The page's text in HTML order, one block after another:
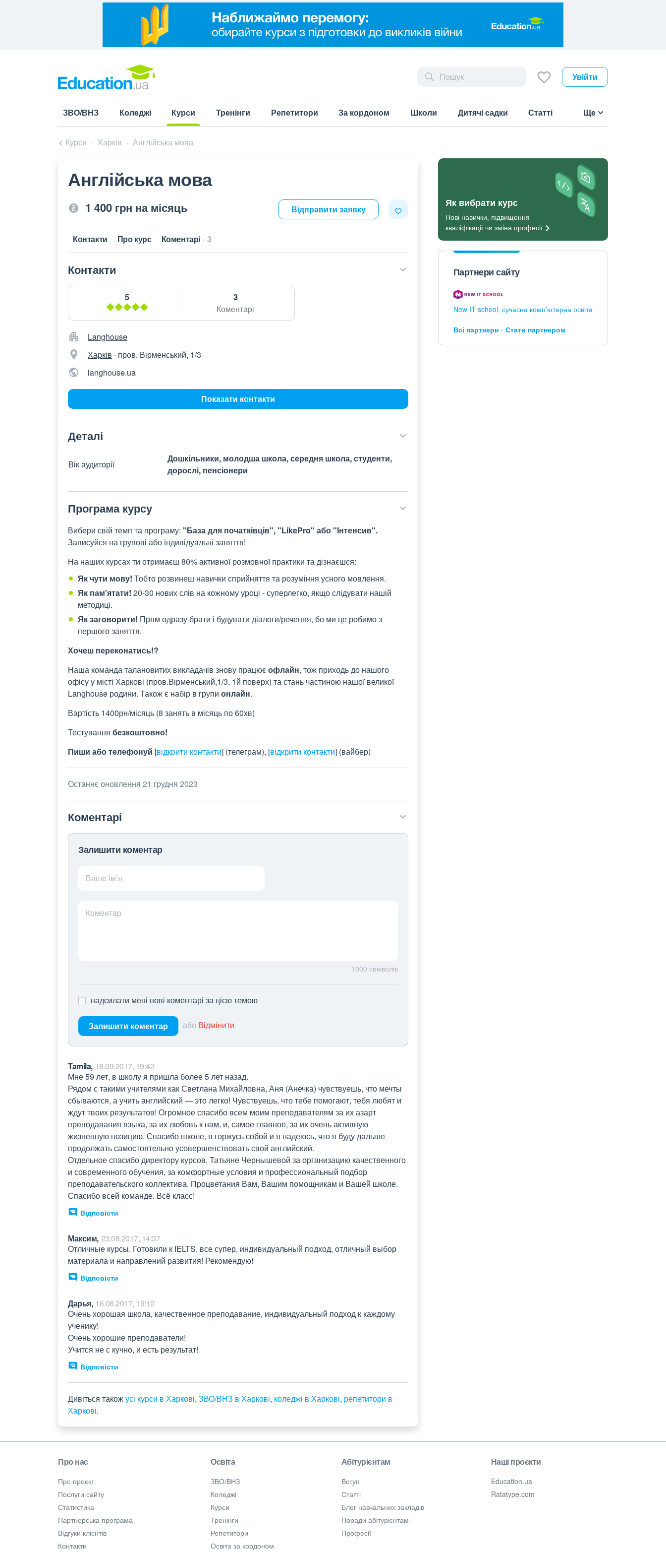
Увійти
ЗВО/ВНЗ Коледжі
Курси
Тренінги Репетитори За кордоном Школи Дитячі садки Статті Ще
Курси Харків Англійська мова
Англійська мова
1 400 грн на місяць Відправити заявку
Контакти Про курс Коментарі 3
Контакти
5
3
Коментарі
Langhouse
Харків · пров. Вірменський, 1/3
langhouse.ua
Показати контакти
Деталі
Вік аудиторії
Дошкільники, молодша школа, середня школа, студенти,
дорослі, пенсіонери
Програма курсу
Вибери свій темп та програму: "База для початківців", "LikePro" або "Інтенсив".
Записуйся на групові або індивідуальні заняття!
На наших курсах ти отримаєш 80%активної розмовної практики та дізнаєшся:
Як чути мову! Тобто розвинеш навички сприйняття та розуміння усного мовлення.
Як пам'ятати! 20-30 нових слів на кожному уроці - суперлегко, якщо слідувати нашій
методиці.
Як заговорити! Прям одразу брати і будувати діалоги/речення, бо ми це робимо з
першого заняття.
Хочеш переконатись!?
Наша команда талановитих викладачів знову працюєофлайн, тож приходь до нашого
офісу у місті Харкові (пров.Вірменський,1/3, 1й поверх) та стань частиною нашої великої
Langhouse родини. Також є набір в групи онлайн.
Вартість 1400рн/місяць (8 занять в місяць по 60хв)
Тестування безкоштовно!
Пиши або телефонуй [відкрити контакти] (телеграм), [відкрити контакти] (вайбер)
Останнє оновлення 21 грудня 2023
Коментарі
Залишити коментар
Ваше ім’я
Коментар
1000 символів
надсилати мені нові коментарі за цією темою
Залишити коментар або Відмінити
Tamila, 18.09.2017, 19:42
Мне 59 лет, в школу я пришла более 5 лет назад.
Рядом с такими учителями как Светлана Михайловна, Аня (Анечка) чувствуешь, что мечты
сбываются, а учить английский — это легко! Чувствуешь, что тебе помогают, тебя любят и
ждут твоих результатов! Огромное спасибо всем моим преподавателям за их азарт
преподавания языка, за их любовь к нам, и, самое главное, за их очень активную
жизненную позицию. Спасибо школе, я горжусь собой и я надеюсь, что я буду дальше
продолжать самостоятельно усовершенствовать свой английский.
Отдельное спасибо директору курсов, Татьяне Чернышевой за организацию качественного
и современного обучения, за комфортные условия и профессиональный подбор
преподавательского коллектива. Процветания Вам, Вашим помощникам и Вашей школе.
Спасибо всей команде. Всё класс!
Відповісти
Максим, 23.08.2017, 14:37
Отличные курсы. Готовили к IELTS, все супер, индивидуальный подход, отличный выбор
материала и направлений развития! Рекомендую!
Відповісти
Дарья, 16.08.2017, 19:10
Очень хорошая школа, качественное преподавание, индивидуальный подход к каждому
ученику!
Очень хорошие преподаватели!
Учится не с кучно, и есть результат!
Відповісти
Дивіться такожусі курси в Харкові, ЗВО/ВНЗ в Харкові, коледжі в Харкові, репетитори в
Харкові.
Як вибрати курс
Нові навички, підвищення
кваліфікації чи зміна професії
Партнери сайту
New IT school, сучасна комп’ютерна освіта
Всі партнери Стати партнером
Про нас
Про проєкт
Послуги сайту
Статистика
Партнерська програма
Відгуки клієнтів
Контакти
Освіта
ЗВО/ВНЗ
Коледжі
Курси
Тренінги
Репетитори
Освіта за кордоном
Абітурієнтам
Вступ
Статті
Блог навчальних закладів
Поради абітурієнтам
Професії
Наші проєкти
Education.ua
Ratatype.com